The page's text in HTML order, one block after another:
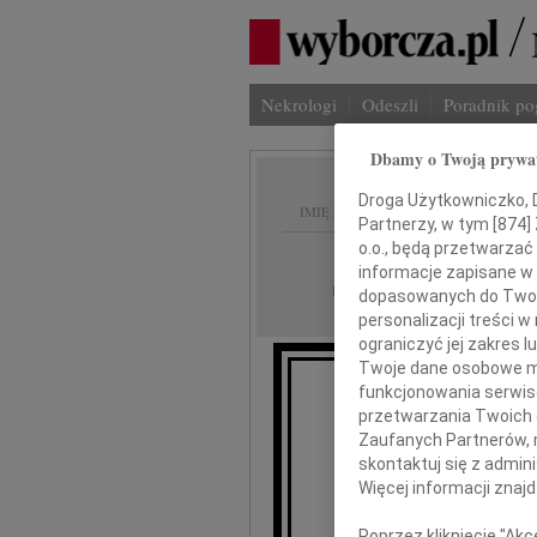
Nekrologi Odeszli Poradnik
IMIĘ I NAZWISKO:
REGION: Warszawa
DATA EMISJI: 13.11.2010
Dbamy o Twoją
Droga Użytkowniczko,
Partnerzy, w tym [874]
o.o., będą
informacje zapisane
dopasowanych do
personalizacji treści w
ograniczyć jej zakres
Twoje dane osobowe
funkcjonowania
przetwarzania Twoich
Zaufanych Partnerów,
skontaktuj się z
Więcej informacji